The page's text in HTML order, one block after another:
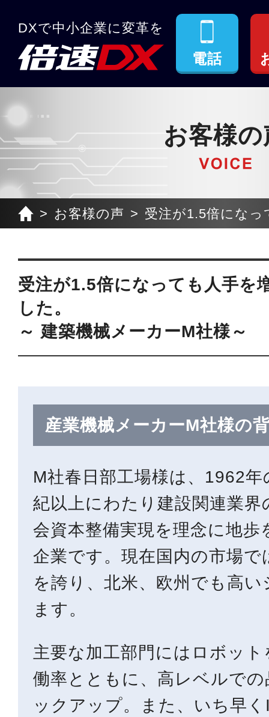
DXで中小企業に変革を
電話
お客様の
お客様の声 受注が1.5倍になっ
受注が1.5倍になっても人手を
した。
～ 建築機械メーカーM社様～
産業機械メーカーM社様の
M社春日部工場様は、1962
紀以上にわたり建設関連業界
会資本整備実現を理念に地歩
企業です。現在国内の市場
を誇り、北米、欧州でも高
ます。
主要な加工部門にはロボッ
働率とともに、高レベルで
ックアップ。また、いち早